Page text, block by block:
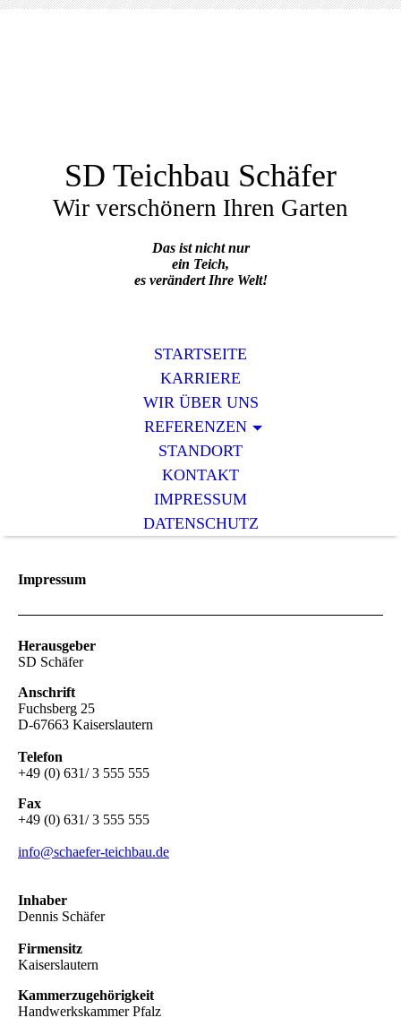
SD Teichbau Schäfer
Wir verschönern Ihren Garten
Das ist nicht nur
ein Teich,
es verändert Ihre Welt!
STARTSEITE
KARRIERE
WIR ÜBER UNS
REFERENZEN
STANDORT
KONTAKT
IMPRESSUM
DATENSCHUTZ
Impressum
Herausgeber
SD Schäfer
Anschrift
Fuchsberg 25
D-67663 Kaiserslautern
Telefon
+49 (0) 631/ 3 555 555
Fax
+49 (0) 631/ 3 555 555
info@schaefer-teichbau.de
Inhaber
Dennis Schäfer
Firmensitz
Kaiserslautern
Kammerzugehörigkeit
Handwerkskammer Pfalz